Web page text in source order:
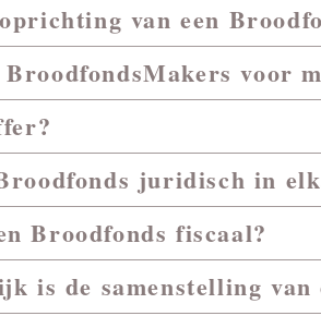
van een
BroodfondsMakers voor
juridisch in
Broodfonds fiscaal?
is de samenstelling van